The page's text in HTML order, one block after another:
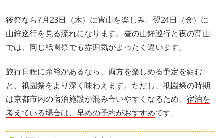
後祭なら7月23日（木）に宵山を楽しみ、翌24日（金）に
山鉾巡行を見る流れになります。昼の山鉾巡行と夜の宵山
では、同じ祇園祭でも雰囲気がまったく違います。
旅行日程に余裕があるなら、両方を楽しめる予定を組む
と、祇園祭をより深く味わえます。ただし、祇園祭の時期
は京都市内の宿泊施設が混み合いやすくなるため、 宿泊を
考えている場合は、早めの予約がおすすめです。